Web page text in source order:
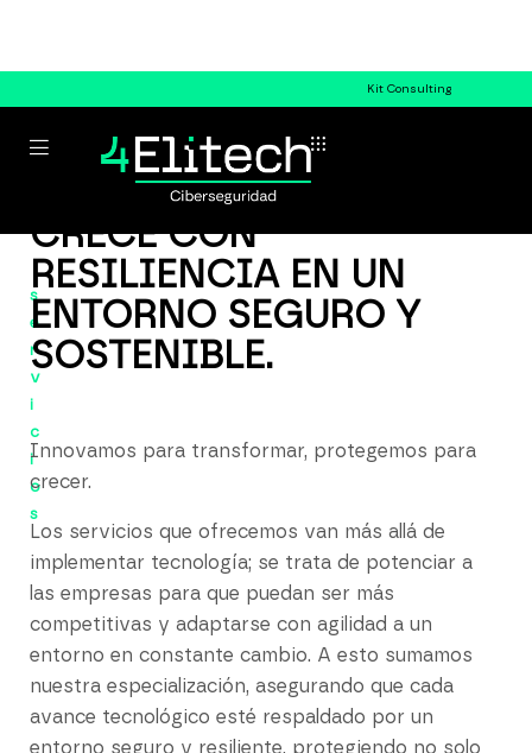
Kit Consulting
s
e
r
v
i
c
i
o
s
CRECE CON
RESILIENCIA EN UN
ENTORNO SEGURO Y
SOSTENIBLE.
Innovamos para transformar, protegemos para
crecer.
Los servicios que ofrecemos van más allá de
implementar tecnología; se trata de potenciar a
las empresas para que puedan ser más
competitivas y adaptarse con agilidad a un
entorno en constante cambio. A esto sumamos
nuestra especialización, asegurando que cada
avance tecnológico esté respaldado por un
entorno seguro y resiliente, protegiendo no solo